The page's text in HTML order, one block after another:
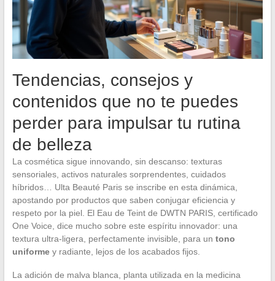
Tendencias, consejos y
contenidos que no te puedes
perder para impulsar tu rutina
de belleza
La cosmética sigue innovando, sin descanso: texturas
sensoriales, activos naturales sorprendentes, cuidados
híbridos… Ulta Beauté Paris se inscribe en esta dinámica,
apostando por productos que saben conjugar eficiencia y
respeto por la piel. El Eau de Teint de DWTN PARIS, certificado
One Voice, dice mucho sobre este espíritu innovador: una
textura ultra-ligera, perfectamente invisible, para un tono
uniformey radiante, lejos de los acabados fijos.
La adición de malva blanca, planta utilizada en la medicina